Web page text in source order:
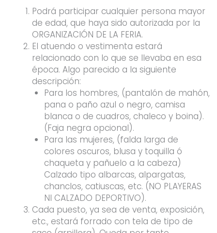
Podrá participar cualquier persona mayor
de edad, que haya sido autorizada por la
ORGANIZACIÓN DE LA FERIA.
El atuendo o vestimenta estará
relacionado con lo que se llevaba en esa
época. Algo parecido a la siguiente
descripción:
Para los hombres, (pantalón de mahón,
pana o paño azul o negro, camisa
blanca o de cuadros, chaleco y boina).
(Faja negra opcional).
Para las mujeres, (falda larga de
colores oscuros, blusa y toquilla ó
chaqueta y pañuelo a la cabeza)
Calzado tipo albarcas, alpargatas,
chanclos, catiuscas, etc. (NO PLAYERAS
NI CALZADO DEPORTIVO).
Cada puesto, ya sea de venta, exposición,
etc., estará forrado con tela de tipo de